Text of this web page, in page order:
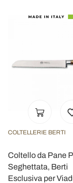
COLTELLERIE BERTI
Coltello da Pane
Seghettata, Berti
Esclusiva per